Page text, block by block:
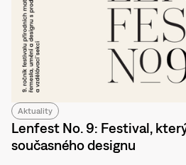
Aktuality
Lenfest No. 9: Festival,
současného designu